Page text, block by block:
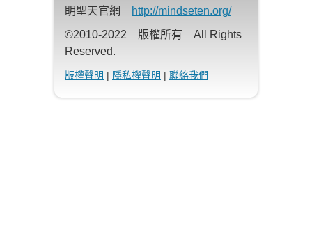
眀聖天官網
http://mindseten.org/
©2010-2022 版權所有 All Rights
Reserved.
版權聲明 | 隱私權聲明 | 聯絡我們